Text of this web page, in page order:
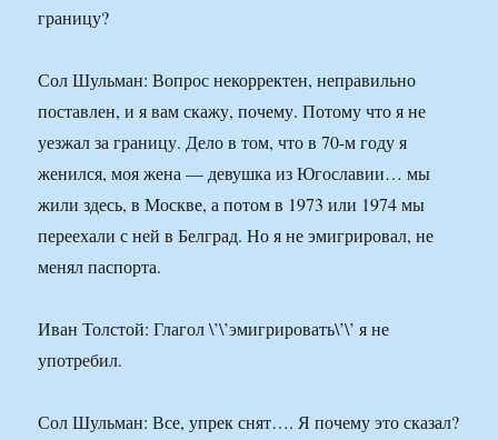
границу?
Сол Шульман: Вопрос некорректен, неправильно
поставлен, и я вам скажу, почему. Потому что я не
уезжал за границу. Дело в том, что в 70-м году я
женился, моя жена — девушка из Югославии… мы
жили здесь, в Москве, а потом в 1973 или 1974 мы
переехали с ней в Белград. Но я не эмигрировал, не
менял паспорта.
Иван Толстой: Глагол \’\’эмигрировать\’\’ я не
употребил.
Сол Шульман: Все, упрек снят…. Я почему это сказал?